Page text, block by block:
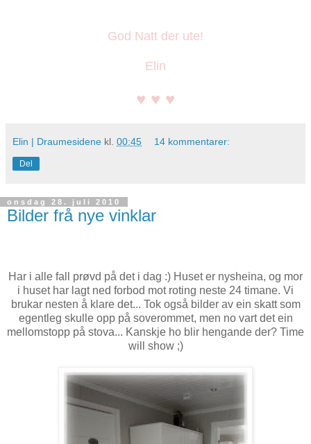
God Natt der ute!
Elin
♥ ♥ ♥
Elin | Draumesidene kl. 00:45 14 kommentarer:
Del
onsdag 28. juli 2010
Bilder frå nye vinklar
Har i alle fall prøvd på det i dag :) Huset er nysheina, og mor
i huset har lagt ned forbod mot roting neste 24 timane. Vi
brukar nesten å klare det... Tok også bilder av ein skatt som
egentleg skulle opp på soverommet, men no vart det ein
mellomstopp på stova... Kanskje ho blir hengande der? Time
will show ;)